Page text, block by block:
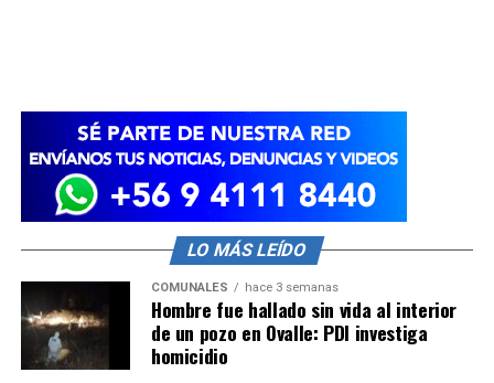
LO MÁS LEÍDO
COMUNALES hace 3 semanas
Hombre fue hallado sin vida al interior
de un pozo en Ovalle: PDI investiga
homicidio